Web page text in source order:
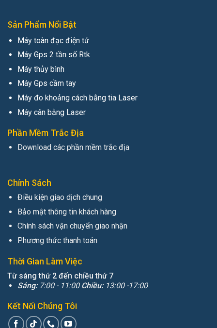
Sản Phẩm Nổi Bật
Máy toàn đạc điện tử
Máy Gps 2 tần số Rtk
Máy thủy bình
Máy Gps cầm tay
Máy đo khoảng cách bằng tia Laser
Máy cân bằng Laser
Phần Mềm Trắc Địa
Download các phần mềm trắc địa
Chính Sách
Điều kiện giao dịch chung
Bảo mật thông tin khách hàng
Chính sách vận chuyển giao nhận
Phương thức thanh toán
Thời Gian Làm Việc
Từ sáng thứ 2 đến chiều thứ 7
Sáng: 7:00 - 11:00 Chiều: 13:00 -17:00
Kết Nối Chúng Tôi